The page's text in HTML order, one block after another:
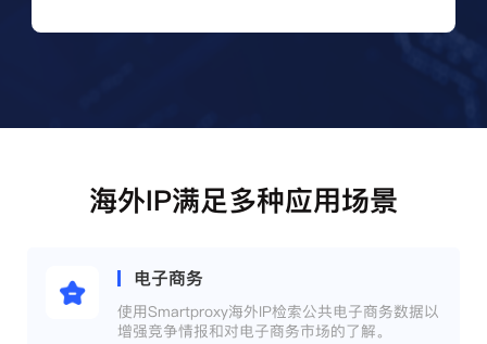
海外IP满足多种应用场景
电子商务
使用Smartproxy海外IP检索公共电子商务数据以
增强竞争情报和对电子商务市场的了解。